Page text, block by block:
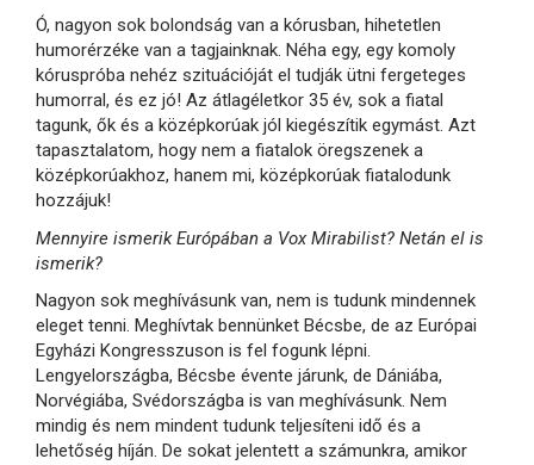
Ó, nagyon sok bolondság van a kórusban, hihetetlen
humorérzéke van a tagjainknak. Néha egy, egy komoly
kóruspróba nehéz szituációját el tudják ütni fergeteges
humorral, és ez jó! Az átlagéletkor 35 év, sok a fiatal
tagunk, ők és a középkorúak jól kiegészítik egymást. Azt
tapasztalatom, hogy nem a fiatalok öregszenek a
középkorúakhoz, hanem mi, középkorúak fiatalodunk
hozzájuk!
Mennyire ismerik Európában a Vox Mirabilist? Netán el is
ismerik?
Nagyon sok meghívásunk van, nem is tudunk mindennek
eleget tenni. Meghívtak bennünket Bécsbe, de az Európai
Egyházi Kongresszuson is fel fogunk lépni.
Lengyelországba, Bécsbe évente járunk, de Dániába,
Norvégiába, Svédországba is van meghívásunk. Nem
mindig és nem mindent tudunk teljesíteni idő és a
lehetőség híján. De sokat jelentett a számunkra, amikor